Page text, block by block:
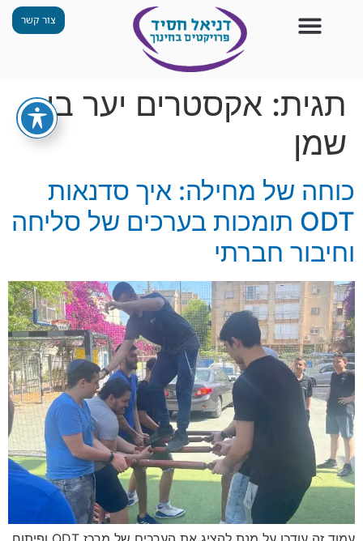
צור קשר
תגית: אקסטרים יער בן
שמן
כוחה של מחילה: איך סדנאות
ODT תומכות בערכים של סליחה
וחיבור חברתי